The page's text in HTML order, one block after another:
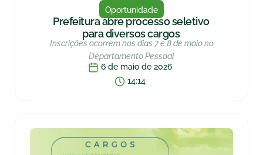
Oportunidade
Prefeitura abre processo seletivo
para diversos cargos
Inscrições ocorrem nos dias 7 e 8 de maio no
Departamento Pessoal
6 de maio de 2026
14:14